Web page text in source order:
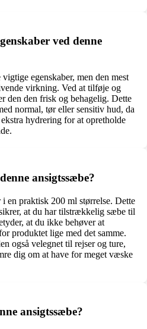
ved denne
egenskaber, men den mest
virkning. Ved at tilføje og
den den frisk og behagelig. Dette
normal, tør eller sensitiv hud, da
hydrering for at opretholde
ansigtssæbe?
en praktisk 200 ml størrelse. Dette
at du har tilstrækkelig sæbe til
at du ikke behøver at
produktet lige med det samme.
også velegnet til rejser og ture,
dig om at have for meget væske
ansigtssæbe?